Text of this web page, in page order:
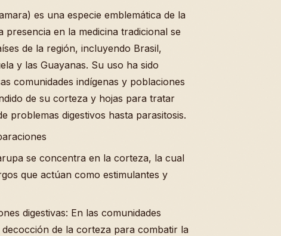
es una especie emblemática de la
presencia en la medicina tradicional se
de la región, incluyendo Brasil,
y las Guayanas. Su uso ha sido
comunidades indígenas y poblaciones
de su corteza y hojas para tratar
problemas digestivos hasta parasitosis.
se concentra en la corteza, la cual
que actúan como estimulantes y
digestivas: En las comunidades
de la corteza para combatir la